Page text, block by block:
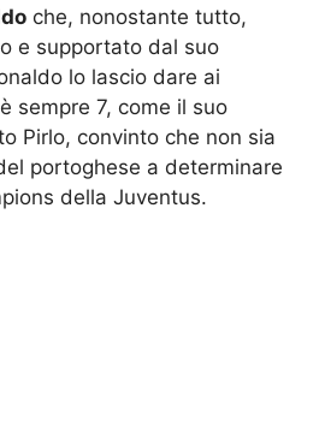
che, nonostante tutto,
e supportato dal suo
lo lascio dare ai
sempre 7, come il suo
Pirlo, convinto che non sia
portoghese a determinare
della Juventus.